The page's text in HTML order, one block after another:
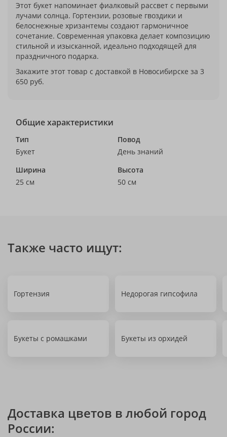
Этот букет напоминает фиалковый рассвет с первыми
лучами солнца. Гортензии, розовые гвоздики и
белоснежные хризантемы создают гармоничное
сочетание. Современная упаковка делает композицию
стильной и изысканной, идеально подходящей для
праздничного подарка.
Закажите этот товар с доставкой в Новосибирске за 3
650 руб.
Общие характеристики
Тип
Букет
Повод
День знаний
Ширина
25 см
Высота
50 см
Также часто ищут:
Гортензия Недорогая гипсофила
Букеты с ромашками Букеты из орхидей
Доставка цветов в любой город
России: